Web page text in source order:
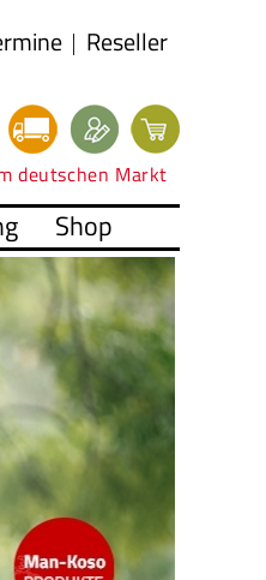
Reseller
deutschen Markt
Shop